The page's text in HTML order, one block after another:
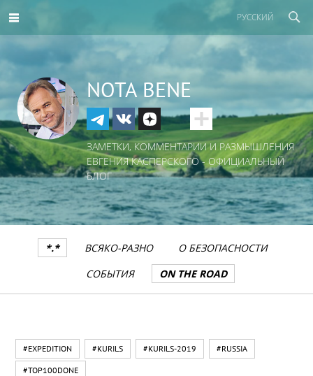
РУССКИЙ
NOTA BENE
ЗАМЕТКИ, КОММЕНТАРИИ И РАЗМЫШЛЕНИЯ
ЕВГЕНИЯ КАСПЕРСКОГО - ОФИЦИАЛЬНЫЙ
БЛОГ
*.* ВСЯКО-РАЗНО
О БЕЗОПАСНОСТИ
СОБЫТИЯ
ON THE ROAD
#EXPEDITION #KURILS #KURILS-2019 #RUSSIA
#TOP100DONE